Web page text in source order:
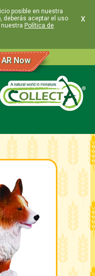
posible en nuestra
deberás aceptar el uso
Política de
x
Now